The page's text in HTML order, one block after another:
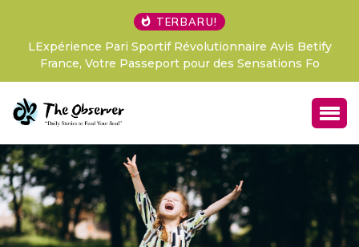
TERBARU!
LExpérience Pari Sportif Révolutionnaire Avis Betify
France, Votre Passeport pour des Sensations Fo